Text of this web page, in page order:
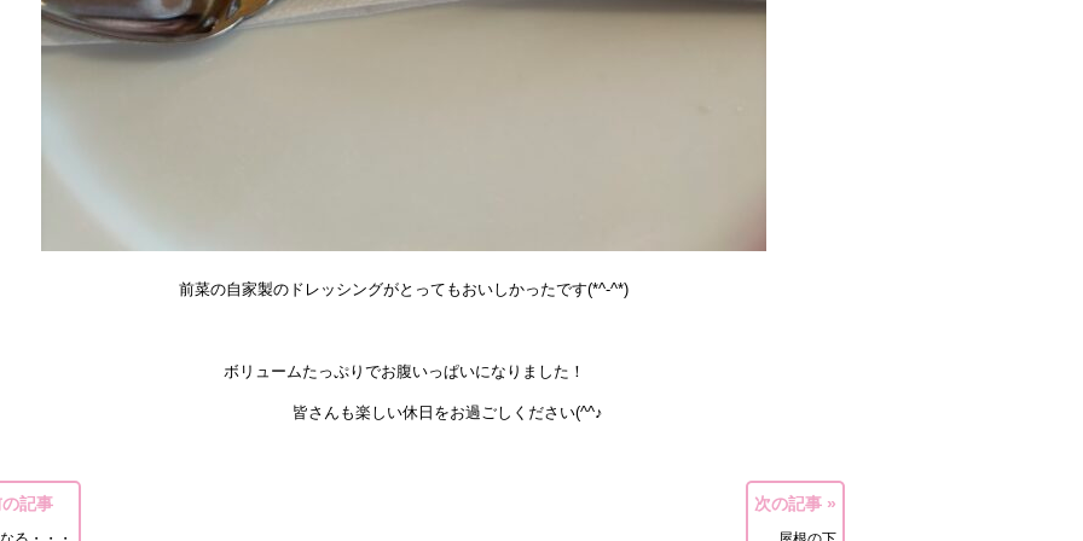
前菜の自家製のドレッシングがとってもおいしかったです(*^-^*)
ボリュームたっぷりでお腹いっぱいになりました！
さんも楽しい休日をお過ごしください(^^♪
記事 次の記事 »